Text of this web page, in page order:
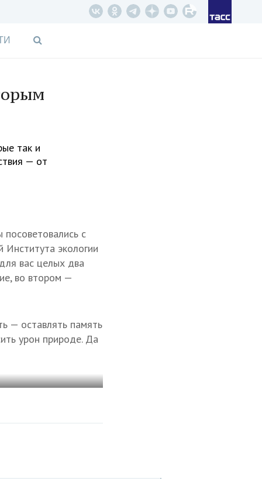
так и
— от
с
экологии
вас целых два
во втором —
— оставлять память
урон природе. Да